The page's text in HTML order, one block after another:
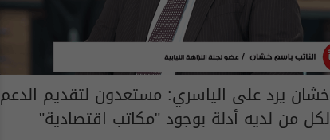
خشان يرد على الياسري: مستعدون لتقديم الدعم
لكل من لديه أدلة بوجود "مكاتب اقتصادية"